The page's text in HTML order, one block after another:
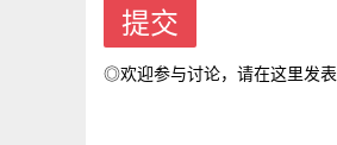
◎欢迎参与讨论，请在这里发表